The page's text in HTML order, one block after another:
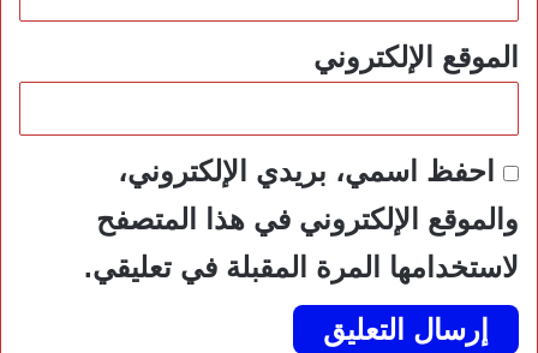
الموقع الإلكتروني
احفظ اسمي، بريدي الإلكتروني،
والموقع الإلكتروني في هذا المتصفح
لاستخدامها المرة المقبلة في تعليقي.